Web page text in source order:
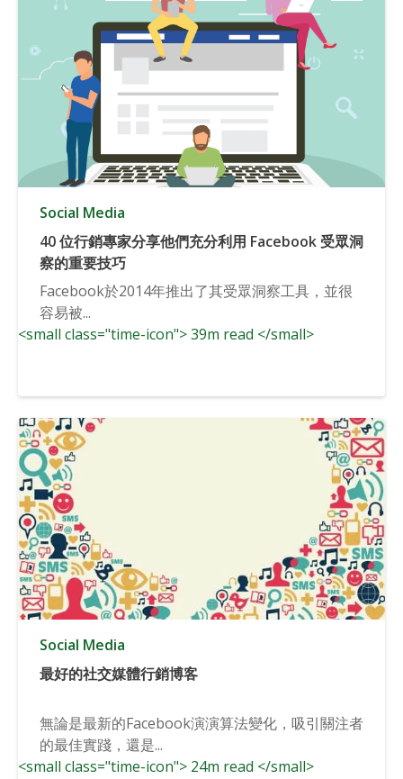
Social Media
40 位行銷專家分享他們充分利用 Facebook 受眾洞
察的重要技巧
Facebook於2014年推出了其受眾洞察工具，並很
容易被...
<small class="time-icon"> 39m read </small>
Social Media
最好的社交媒體行銷博客
無論是最新的Facebook演演算法變化，吸引關注者
的最佳實踐，還是...
<small class="time-icon"> 24m read </small>